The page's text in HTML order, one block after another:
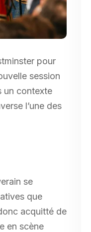
pour
session
un contexte
l’une des
se
que
acquitté de
en scène